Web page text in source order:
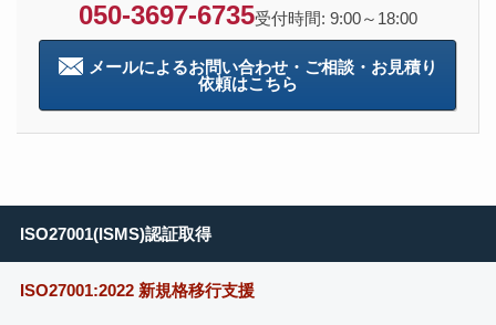
050-3697-6735受付時間: 9:00～18:00
メールによるお問い合わせ・ご相談・お見積り
依頼はこちら
ISO27001(ISMS)認証取得
ISO27001:2022 新規格移行支援